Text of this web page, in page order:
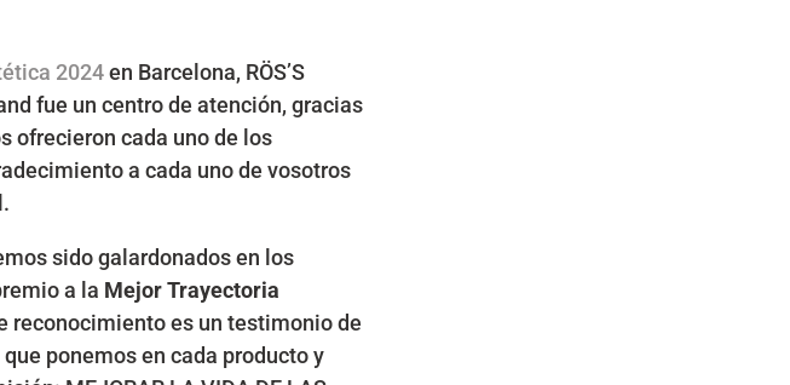
2024en Barcelona, RÖS’S
fue un centro de atención, gracias
ofrecieron cada uno de los
a cada uno de vosotros
sido galardonados en los
a la Mejor Trayectoria
reconocimiento es un testimonio de
ponemos en cada producto y